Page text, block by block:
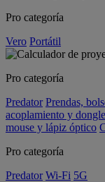
Pro categoría
Vero Portátil
Pro categoría
Predator Prendas,
acoplamiento y
mouse y lápiz óptico
Pro categoría
Predator Wi-Fi 5G